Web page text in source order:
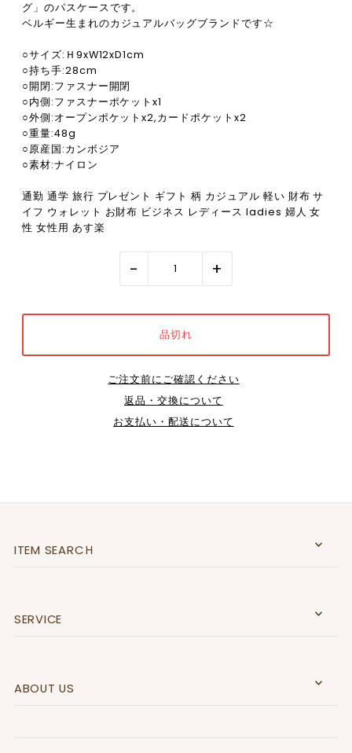
グ」のパスケースです。
ベルギー生まれのカジュアルバッグブランドです☆
○サイズ:Ｈ9xW12xD1cm
○持ち手:28cm
○開閉:ファスナー開閉
○内側:ファスナーポケットx1
○外側:オープンポケットx2,カードポケットx2
○重量:48g
○原産国:カンボジア
○素材:ナイロン
通勤 通学 旅行 プレゼント ギフト 柄 カジュアル 軽い 財布 サ
イフ ウォレット お財布 ビジネス レディース ladies 婦人 女
性 女性用 あす楽
- +
ご注文前にご確認ください
返品・交換について
お支払い・配送について
ITEM SEARCＨ
SERVICE
ABOUT US